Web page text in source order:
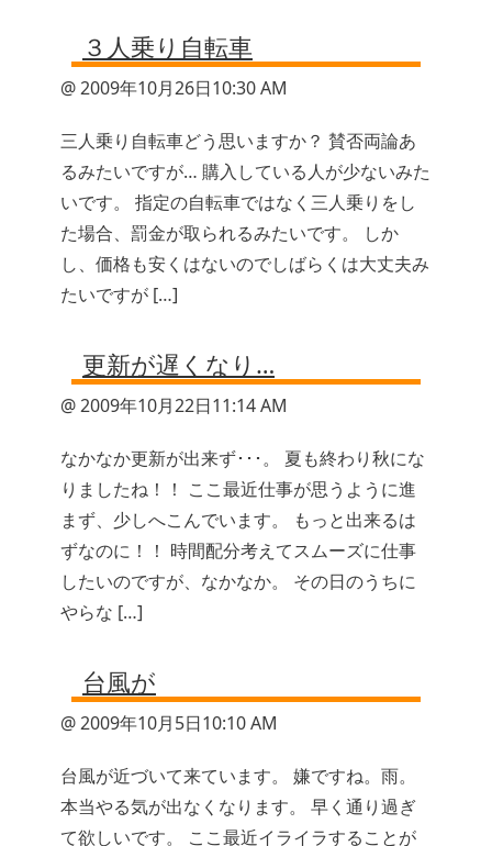
３人乗り自転車
@ 2009年10月26日10:30 AM
三人乗り自転車どう思いますか？ 賛否両論あ
るみたいですが… 購入している人が少ないみた
いです。 指定の自転車ではなく三人乗りをし
た場合、罰金が取られるみたいです。 しか
し、価格も安くはないのでしばらくは大丈夫み
たいですが […]
更新が遅くなり…
@ 2009年10月22日11:14 AM
なかなか更新が出来ず･･･。 夏も終わり秋にな
りましたね！！ ここ最近仕事が思うように進
まず、少しへこんでいます。 もっと出来るは
ずなのに！！ 時間配分考えてスムーズに仕事
したいのですが、なかなか。 その日のうちに
やらな […]
台風が
@ 2009年10月5日10:10 AM
台風が近づいて来ています。 嫌ですね。雨。
本当やる気が出なくなります。 早く通り過ぎ
て欲しいです。 ここ最近イライラすることが